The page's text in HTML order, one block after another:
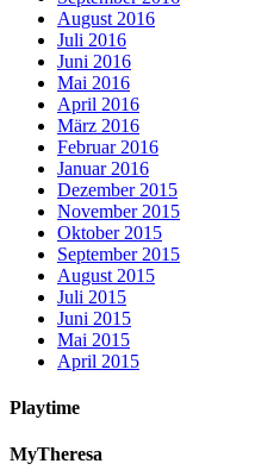
August 2016
Juli 2016
Juni 2016
Mai 2016
April 2016
März 2016
Februar 2016
Januar 2016
Dezember 2015
November 2015
Oktober 2015
September 2015
August 2015
Juli 2015
Juni 2015
Mai 2015
April 2015
Playtime
MyTheresa